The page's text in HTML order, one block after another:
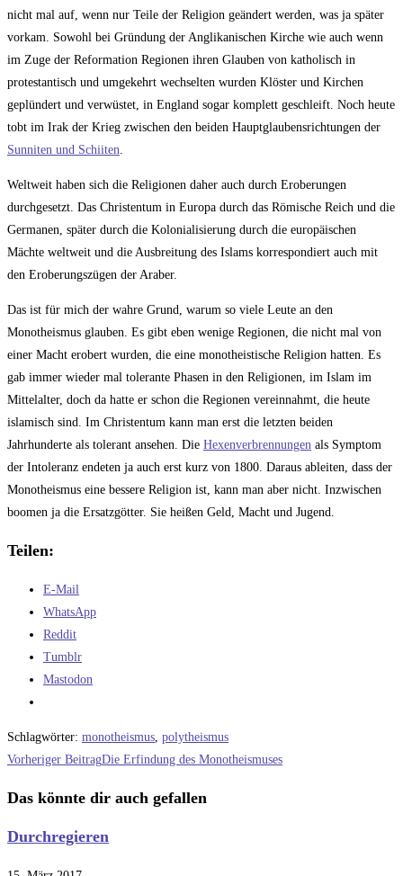
nicht mal auf, wenn nur Teile der Religion geändert werden, was ja später
vorkam. Sowohl bei Gründung der Anglikanischen Kirche wie auch wenn
im Zuge der Reformation Regionen ihren Glauben von katholisch in
protestantisch und umgekehrt wechselten wurden Klöster und Kirchen
geplündert und verwüstet, in England sogar komplett geschleift. Noch heute
tobt im Irak der Krieg zwischen den beiden Hauptglaubensrichtungen der
Sunniten und Schiiten
Weltweit haben sich die Religionen daher auch durch Eroberungen
durchgesetzt. Das Christentum in Europa durch das Römische Reich und die
Germanen, später durch die Kolonialisierung durch die europäischen
Mächte weltweit und die Ausbreitung des Islams korrespondiert auch mit
den Eroberungszügen der Araber.
Das ist für mich der wahre Grund, warum so viele Leute an den
Monotheismus glauben. Es gibt eben wenige Regionen, die nicht mal von
einer Macht erobert wurden, die eine monotheistische Religion hatten. Es
gab immer wieder mal tolerante Phasen in den Religionen, im Islam im
Mittelalter, doch da hatte er schon die Regionen vereinnahmt, die heute
islamisch sind. Im Christentum kann man erst die letzten beiden
Jahrhunderte als tolerant ansehen. Die Hexenverbrennungen als Symptom
der Intoleranz endeten ja auch erst kurz von 1800. Daraus ableiten, dass der
Monotheismus eine bessere Religion ist, kann man aber nicht. Inzwischen
boomen ja die Ersatzgötter. Sie heißen Geld, Macht und Jugend.
Teilen:
E-Mail
WhatsApp
Reddit
Tumblr
Mastodon
Schlagwörter: monotheismus polytheismus
Weitere
Vorheriger BeitragDie Erfindung des Monotheismuses
Das könnte dir auch gefallen
Durchregieren